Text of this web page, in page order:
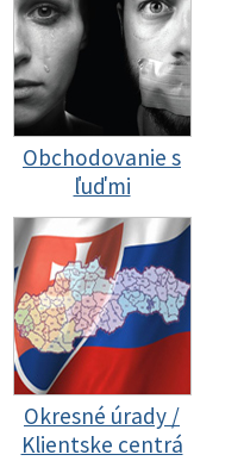
Obchodovanie s
ľuďmi
Okresné úrady /
Klientske centrá